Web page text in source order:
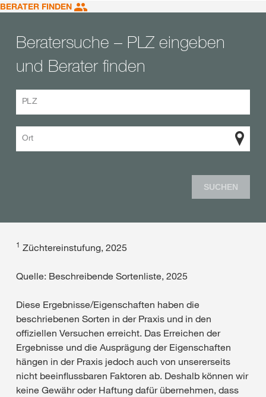
BERATER FINDEN
Beratersuche – PLZ eingeben
und Berater finden
PLZ
Ort
SUCHEN
1 Züchtereinstufung, 2025
Quelle: Beschreibende Sortenliste, 2025
Diese Ergebnisse/Eigenschaften haben die
beschriebenen Sorten in der Praxis und in den
offiziellen Versuchen erreicht. Das Erreichen der
Ergebnisse und die Ausprägung der Eigenschaften
hängen in der Praxis jedoch auch von unsererseits
nicht beeinflussbaren Faktoren ab. Deshalb können wir
keine Gewähr oder Haftung dafür übernehmen, dass